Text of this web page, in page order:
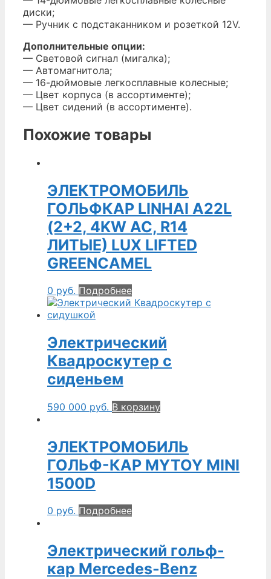
диски;
— Ручник с подстаканником и розеткой 12V.
Дополнительные опции:
— Световой сигнал (мигалка);
— Автомагнитола;
— 16-дюймовые легкосплавные колесные;
— Цвет корпуса (в ассортименте);
— Цвет сидений (в ассортименте).
Похожие товары
ЭЛЕКТРОМОБИЛЬ
ГОЛЬФКАР LINHAI A22L
(2+2, 4KW AC, R14
ЛИТЫЕ) LUX LIFTED
GREENCAMEL
0 руб. Подробнее
Электрический
Квадроскутер с
сиденьем
590 000 руб. В корзину
ЭЛЕКТРОМОБИЛЬ
ГОЛЬФ-КАР MYTOY MINI
1500D
0 руб. Подробнее
Электрический гольф-
кар Mercedes-Benz